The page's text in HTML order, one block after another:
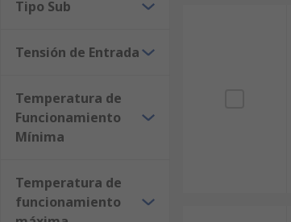
Tipo Sub
Tensión de Entrada
Temperatura de
Funcionamiento
Mínima
Temperatura de
funcionamiento